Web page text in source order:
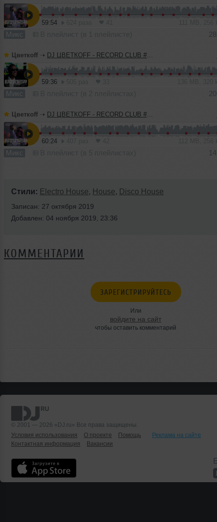
59:54
Микс
Цветкоff ➝ DJ ЦВЕТКОFF - RECORD CLUB #184 (17-04-2022)
59:36
Микс
Цветкоff ➝ DJ ЦВЕТКОFF - RECORD CLUB #183 (10-04-2022)
60:24
Микс
Стили: Electro House, House, Disco House
Записан: 27 октября 2019
Добавлен: 04 ноября 2019, 23:36
КОММЕНТАРИИ
ЗАРЕГИСТРИРУЙТЕСЬ
Или
войдите на сайт
чтобы оставить комментарий
© 2001 — 2026 «DJ.ru» Все права защищены.
Условия использования
О проекте Помощь
Реклама на сайте
Контактная информация
Вакансии